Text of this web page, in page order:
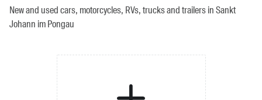
New and used cars, motorcycles, RVs, trucks and trailers in Sankt
Johann im Pongau